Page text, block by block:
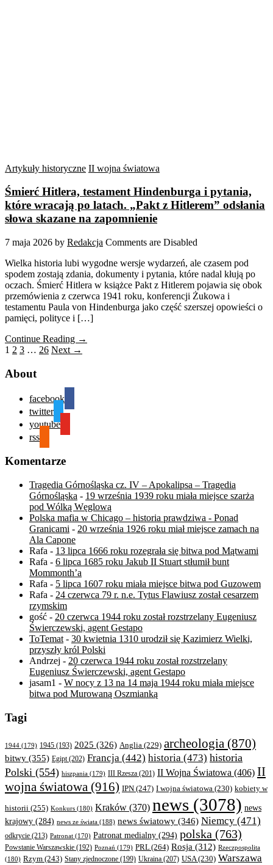
Artykuły historyczne II wojna światowa
Śmierć Hitlera, testament Hindenburga i pytania,
które wracają po latach. „Pakt z Hitlerem” odsłania
słowa skazane na zapomnienie
7 maja 2026 by Redakcja Comments are Disabled
Wielka historia lubi wygodne wersje wydarzeń, ale czasem pod
spodem zostają zdania, dokumenty i pytania, które nadal kłują po
oczach. Śmierć Hitlera w książce Pakt z Hitlerem pojawia się obok
przemówienia z czerwca 1941 roku, konferencji Żukowa i
testamentu Paula von Hindenburga jako część szerszej opowieści o
pamięci, polityce i […]
Continue Reading →
1 2 3 … 26 Next →
About
facebook
twitter
youtube
rss
Komentarze
Tragedia Górnośląska cz. IV – Apokalipsa – Tragedia
Górnośląska - 19 września 1939 roku miała miejsce szarża
pod Wólką Węglową
Polska mafia w Chicago – historia prawdziwa - Ponad
Granicami - 20 września 1926 roku miał miejsce zamach na
Ala Capone
Rafa - 13 lipca 1666 roku rozegrała się bitwa pod Mątwami
Rafa - 6 lipca 1685 roku Jakub II Stuart stłumił bunt
Mommonth’a
Rafa - 5 lipca 1607 roku miała miejsce bitwa pod Guzowem
Rafa - 24 czerwca 79 r. n.e. Tytus Flawiusz został cesarzem
rzymskim
gość - 20 czerwca 1944 roku został rozstrzelany Eugeniusz
Świerczewski, agent Gestapo
ToTemat - 30 kwietnia 1310 urodził się Kazimierz Wielki,
przyszły król Polski
Andrzej - 20 czerwca 1944 roku został rozstrzelany
Eugeniusz Świerczewski, agent Gestapo
jasam1 - W nocy z 13 na 14 maja 1944 roku miała miejsce
bitwa pod Murowaną Oszmianką
Tagi
1944 (179) 1945 (193) 2025 (326) Anglia (229) archeologia (870)
bitwy (355) Egipt (202) Francja (442) historia (473) historia
Polski (554) hiszpania (179) III Rzesza (201) II Wojna Światowa (406) II
wojna światowa (916) IPN (247) I wojna światowa (230) kobiety w
historii (255) Konkurs (180) Kraków (370) news (3078) news
krajowy (284) news ze świata (188) news światowy (346) Niemcy (471)
odkrycie (213) Patronat (170) Patronat medialny (294) polska (763)
Powstanie Warszawskie (192) Poznań (179) PRL(264) Rosja (312) Rzeczpospolita
(180) Rzym (243) Stany zjednoczone (199) Ukraina (207) USA (230) Warszawa